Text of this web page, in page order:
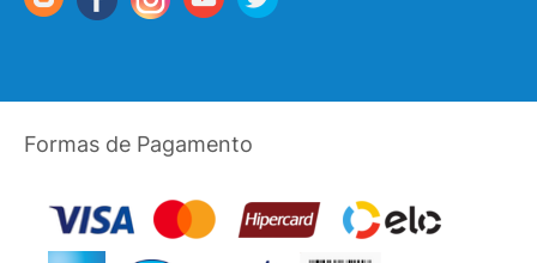
Formas de Pagamento